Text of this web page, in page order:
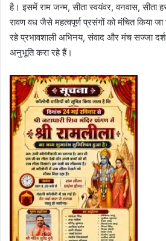
है। इसमें राम जन्म, सीता स्वयंवर, वनवास, सीता
रावण वध जैसे महत्वपूर्ण प्रसंगों को मंचित किया जा
रहे प्रभावशाली अभिनय, संवाद और मंच सज्जा
अनुभूति करा रहे हैं।